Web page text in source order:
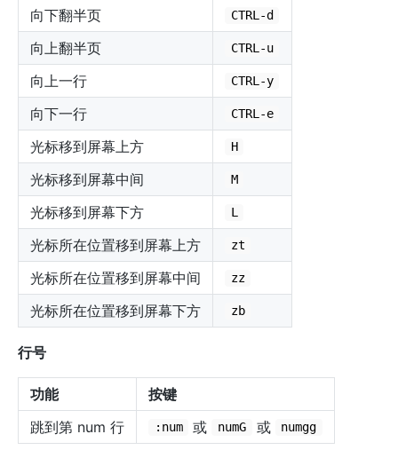
向下翻半页 CTRL-d
向上翻半页 CTRL-u
向上一行 CTRL-y
向下一行 CTRL-e
光标移到屏幕上方 H
光标移到屏幕中间 M
光标移到屏幕下方 L
光标所在位置移到屏幕上方 zt
光标所在位置移到屏幕中间 zz
光标所在位置移到屏幕下方 zb
行号
功能
按键
跳到第 num 行
:num 或 numG 或 numgg